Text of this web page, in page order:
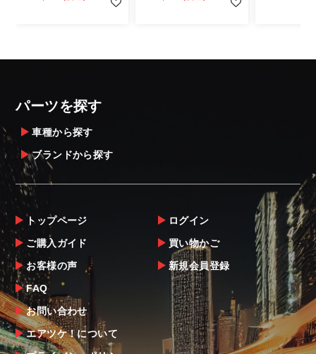
また、小さな商品でも、メーカーによって
・発送先に、塗装・取付店等の業者様をご指
・メーカーによっては、配送先が自動車関連
業者でなければ、配送出来ないことがあるこ
とは予めご了承ください。
お届け商品について
商品到着後は速やかに開封のうえ、中身をご
確認下さい。
当社ならびにメーカーでは販売する商品に万
全を期すよう尽力しておりますが、
万一、商品に不具合があった場合は商品出荷
後5日以内にご連絡をお願いします。
なお、塗装・加工・装着後の交換や返品は、
理由を問わず一切お受けできません。
パーツを探す
車種から探す
ブランドから探す
トップページ
ご購入ガイド
お客様の声
FAQ
お問い合わせ
エアツケ！について
ログイン
買い物かご
新規会員登録